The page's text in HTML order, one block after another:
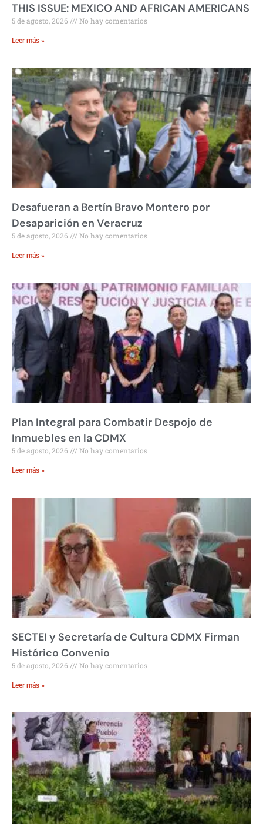
THIS ISSUE: MEXICO AND AFRICAN AMERICANS
5 de agosto, 2026 No hay comentarios
Leer más »
Desafueran a Bertín Bravo Montero por
Desaparición en Veracruz
5 de agosto, 2026 No hay comentarios
Leer más »
Plan Integral para Combatir Despojo de
Inmuebles en la CDMX
5 de agosto, 2026 No hay comentarios
Leer más »
SECTEI y Secretaría de Cultura CDMX Firman
Histórico Convenio
5 de agosto, 2026 No hay comentarios
Leer más »